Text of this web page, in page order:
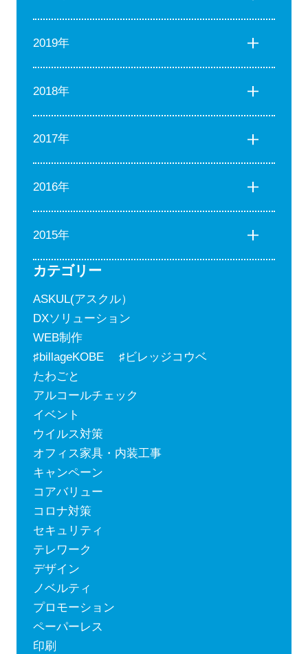
2019年
2018年
2017年
2016年
2015年
カテゴリー
ASKUL(アスクル）
DXソリューション
WEB制作
♯billageKOBE ♯ビレッジコウベ
たわごと
アルコールチェック
イベント
ウイルス対策
オフィス家具・内装工事
キャンペーン
コアバリュー
コロナ対策
セキュリティ
テレワーク
デザイン
ノベルティ
プロモーション
ペーパーレス
印刷